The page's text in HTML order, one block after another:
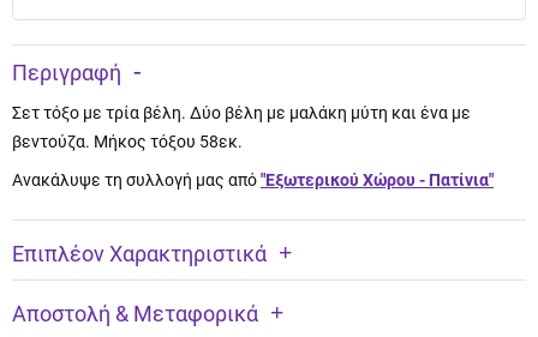
Περιγραφή
Σετ τόξο με τρία βέλη. Δύο βέλη με μαλάκη μύτη και ένα με
βεντούζα. Μήκος τόξου 58εκ.
Ανακάλυψε τη συλλογή μας από"Εξωτερικού Χώρου - Πατίνια"
Επιπλέον Χαρακτηριστικά
Αποστολή & Μεταφορικά